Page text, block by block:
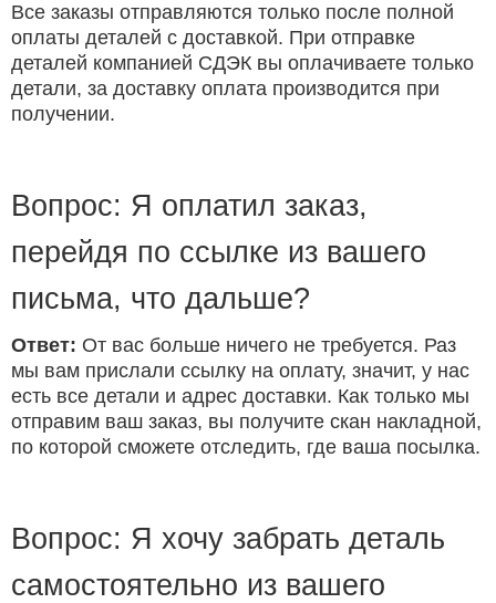
Все заказы отправляются только после полной
оплаты деталей с доставкой. При отправке
деталей компанией СДЭК вы оплачиваете только
детали, за доставку оплата производится при
получении.
Вопрос: Я оплатил заказ,
перейдя по ссылке из вашего
письма, что дальше?
Ответ: От вас больше ничего не требуется. Раз
мы вам прислали ссылку на оплату, значит, у нас
есть все детали и адрес доставки. Как только мы
отправим ваш заказ, вы получите скан накладной,
по которой сможете отследить, где ваша посылка.
Вопрос: Я хочу забрать деталь
самостоятельно из вашего